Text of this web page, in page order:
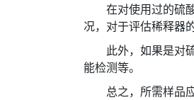
在对使用过的硫
况，对于评估稀释器
此外，如果是对
能检测等。
总之，所需样品